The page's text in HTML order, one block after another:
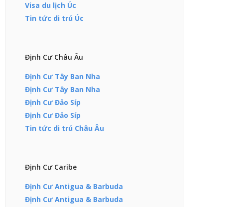
Visa du lịch Úc
Tin tức di trú Úc
Định Cư Châu Âu
Định Cư Tây Ban Nha
Định Cư Tây Ban Nha
Định Cư Đảo Síp
Định Cư Đảo Síp
Tin tức di trú Châu Âu
Định Cư Caribe
Định Cư Antigua & Barbuda
Định Cư Antigua & Barbuda